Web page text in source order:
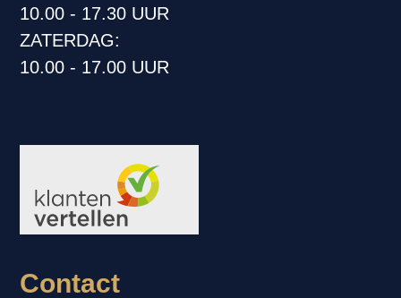
10.00 - 17.30 UUR
ZATERDAG:
10.00 - 17.00 UUR
Contact